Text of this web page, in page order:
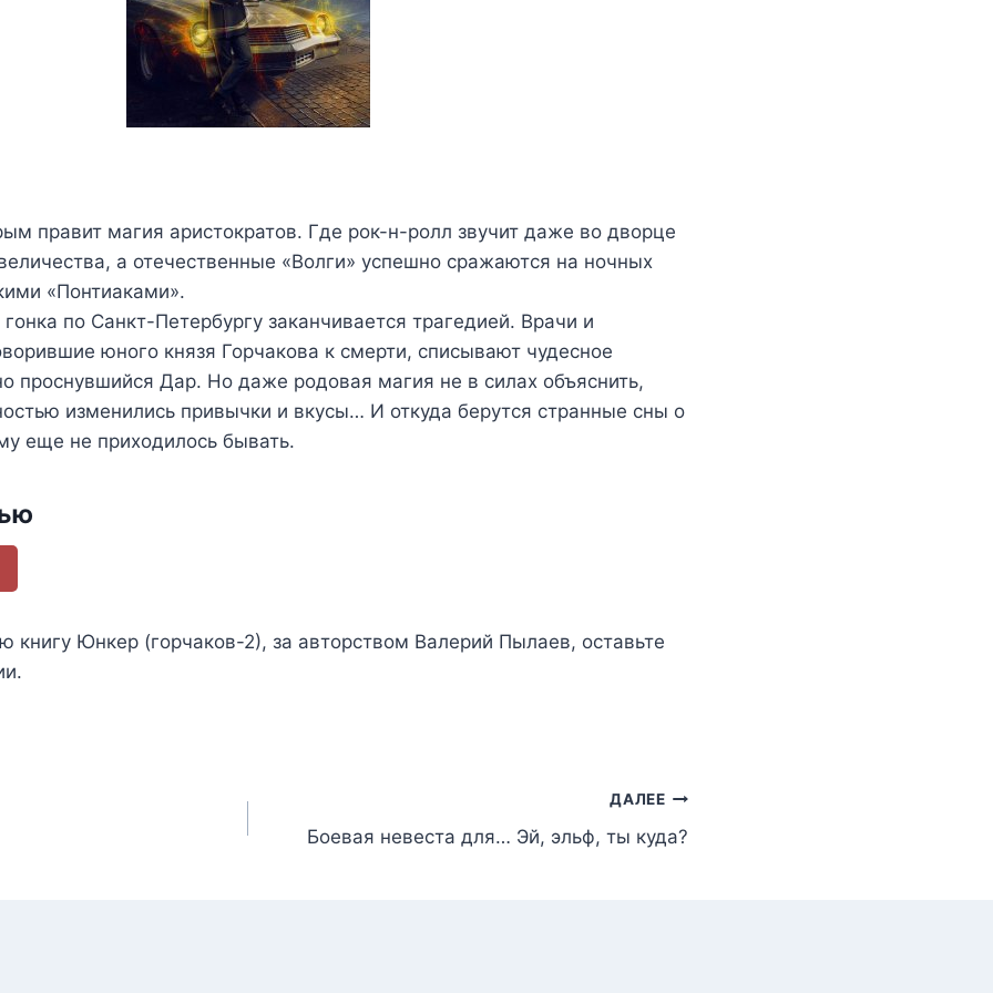
правит магия аристократов. Где рок-н-ролл звучит даже во дворце
а отечественные «Волги» успешно сражаются на ночных
«Понтиаками».
по Санкт-Петербургу заканчивается трагедией. Врачи и
юного князя Горчакова к смерти, списывают чудесное
проснувшийся Дар. Но даже родовая магия не в силах объяснить,
изменились привычки и вкусы… И откуда берутся странные сны о
еще не приходилось бывать.
книгу Юнкер (горчаков-2), за авторством Валерий Пылаев, оставьте
ДАЛЕЕ
Боевая невеста для… Эй, эльф, ты куда?